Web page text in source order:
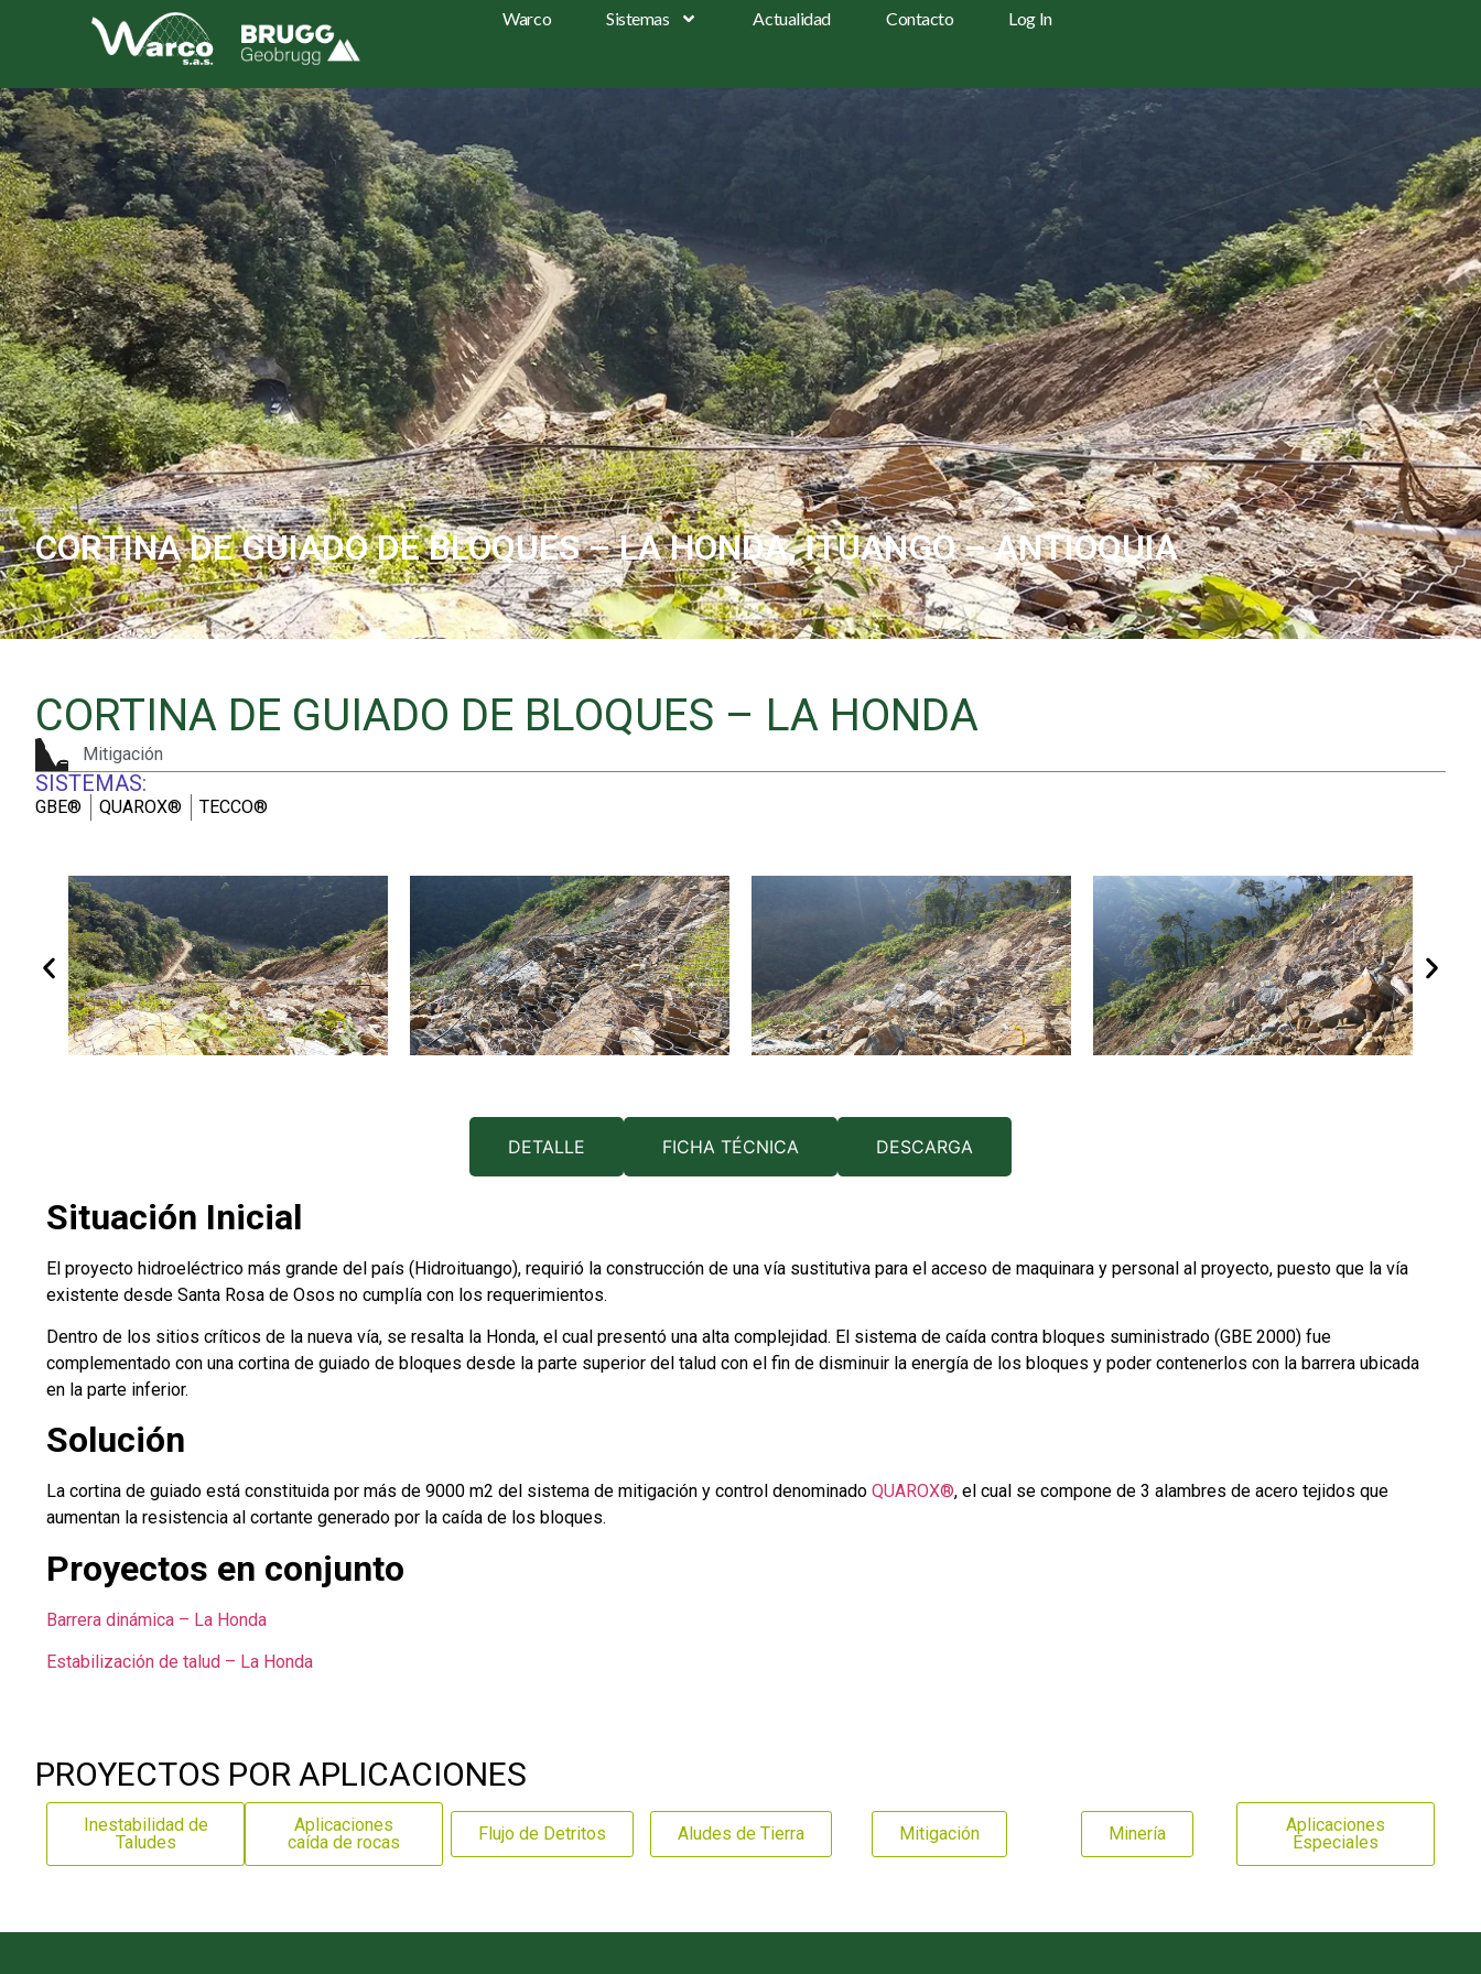
Warco Sistemas Actualidad Contacto Log In
CORTINA DE GUIADO DE BLOQUES – LA HONDA, ITUANGO – ANTIOQUIA
CORTINA DE GUIADO DE BLOQUES – LA HONDA
Mitigación
SISTEMAS:
GBE® QUAROX® TECCO®
DETALLE FICHA TÉCNICA DESCARGA
Situación Inicial
El proyecto hidroeléctrico más grande del país (Hidroituango), requirió la construcción de una vía sustitutiva para el acceso de maquinara y personal al proyecto, puesto que la vía
existente desde Santa Rosa de Osos no cumplía con los requerimientos.
Dentro de los sitios críticos de la nueva vía, se resalta la Honda, el cual presentó una alta complejidad. El sistema de caída contra bloques suministrado (GBE 2000) fue
complementado con una cortina de guiado de bloques desde la parte superior del talud con el fin de disminuir la energía de los bloques y poder contenerlos con la barrera ubicada
en la parte inferior.
Solución
La cortina de guiado está constituida por más de 9000 m2 del sistema de mitigación y control denominado QUAROX®, el cual se compone de 3 alambres de acero tejidos que
aumentan la resistencia al cortante generado por la caída de los bloques.
Proyectos en conjunto
Barrera dinámica – La Honda
Estabilización de talud – La Honda
PROYECTOS POR APLICACIONES
Inestabilidad de
Taludes
Aplicaciones
caída de rocas
Flujo de Detritos Aludes de Tierra Mitigación Minería
Aplicaciones
Especiales